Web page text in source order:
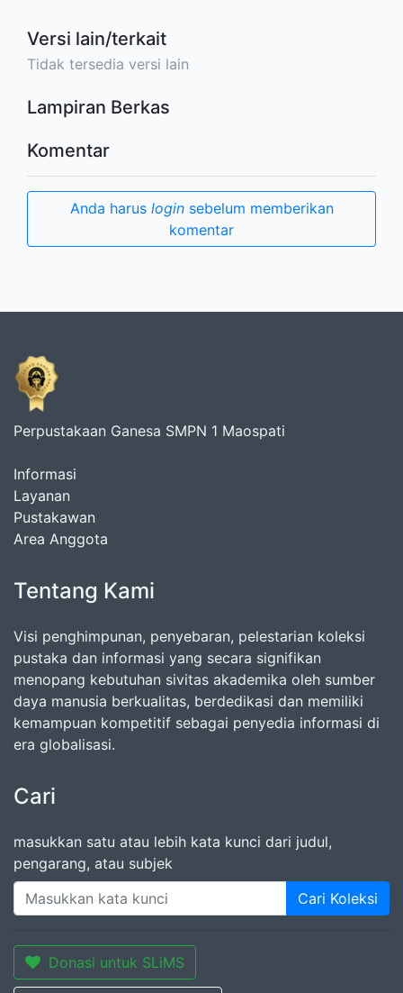
Versi lain/terkait
Tidak tersedia versi lain
Lampiran Berkas
Komentar
Anda harus loginsebelum memberikan
komentar
Perpustakaan Ganesa SMPN 1 Maospati
Informasi
Layanan
Pustakawan
Area Anggota
Tentang Kami
Visi penghimpunan, penyebaran, pelestarian koleksi
pustaka dan informasi yang secara signifikan
menopang kebutuhan sivitas akademika oleh sumber
daya manusia berkualitas, berdedikasi dan memiliki
kemampuan kompetitif sebagai penyedia informasi di
era globalisasi.
Cari
masukkan satu atau lebih kata kunci dari judul,
pengarang, atau subjek
Cari Koleksi
Donasi untuk SLiMS